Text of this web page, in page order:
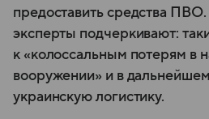
предоставить средства
эксперты подчеркивают:
к «колоссальным потерям в
вооружении» и в
украинскую логистику.